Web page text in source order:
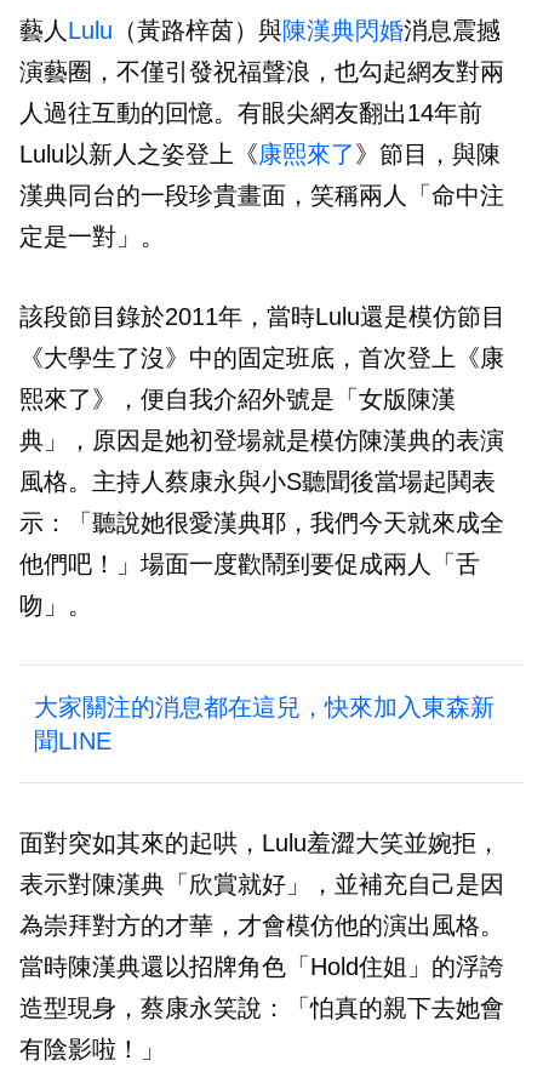
藝人 Lulu （黃路梓茵）與陳漢典閃婚消息震撼
演藝圈，不僅引發祝福聲浪，也勾起網友對兩
人過往互動的回憶。有眼尖網友翻出14年前
Lulu以新人之姿登上《康熙來了》節目，與陳
漢典同台的一段珍貴畫面，笑稱兩人「命中注
定是一對」。
該段節目錄於2011年，當時Lulu還是模仿節目
《大學生了沒》中的固定班底，首次登上《康
熙來了》，便自我介紹外號是「女版陳漢
典」，原因是她初登場就是模仿陳漢典的表演
風格。主持人蔡康永與小S聽聞後當場起鬨表
示：「聽說她很愛漢典耶，我們今天就來成全
他們吧！」場面一度歡鬧到要促成兩人「舌
吻」。
大家關注的消息都在這兒，快來加入東森新
聞LINE
面對突如其來的起哄，Lulu羞澀大笑並婉拒，
表示對陳漢典「欣賞就好」，並補充自己是因
為崇拜對方的才華，才會模仿他的演出風格。
當時陳漢典還以招牌角色「Hold住姐」的浮誇
造型現身，蔡康永笑說：「怕真的親下去她會
有陰影啦！」